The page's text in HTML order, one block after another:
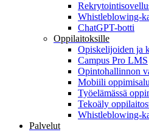
Whistleblowing-
ChatGPT-botti
Oppilaitoksille
Opiskelijoiden ja
Campus Pro LMS
Opintohallinnon
Mobiili
Työelämässä
Tekoäly
Whistleblowing-
Palvelut